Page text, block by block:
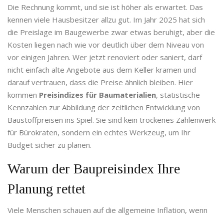
Die Rechnung kommt, und sie ist höher als erwartet. Das
kennen viele Hausbesitzer allzu gut. Im Jahr 2025 hat sich
die Preislage im Baugewerbe zwar etwas beruhigt, aber die
Kosten liegen nach wie vor deutlich über dem Niveau von
vor einigen Jahren. Wer jetzt renoviert oder saniert, darf
nicht einfach alte Angebote aus dem Keller kramen und
darauf vertrauen, dass die Preise ähnlich bleiben. Hier
kommen Preisindizes für Baumaterialien, statistische
Kennzahlen zur Abbildung der zeitlichen Entwicklung von
Baustoffpreisen ins Spiel. Sie sind kein trockenes Zahlenwerk
für Bürokraten, sondern ein echtes Werkzeug, um Ihr
Budget sicher zu planen.
Warum der Baupreisindex Ihre
Planung rettet
Viele Menschen schauen auf die allgemeine Inflation, wenn